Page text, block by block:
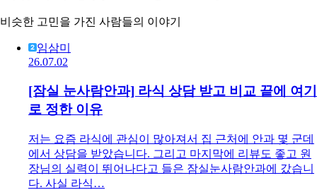
비슷한 고민을 가진 사람들의 이야기
임삼미
26.07.02
[잠실 눈사람안과] 라식 상담 받고 비교 끝에 여기
로 정한 이유
저는 요즘 라식에 관심이 많아져서 집 근처에 안과 몇 군데
에서 상담을 받았습니다. 그리고 마지막에 리뷰도 좋고 원
장님의 실력이 뛰어나다고 들은 잠실눈사람안과에 갔습니
다. 사실 라식…